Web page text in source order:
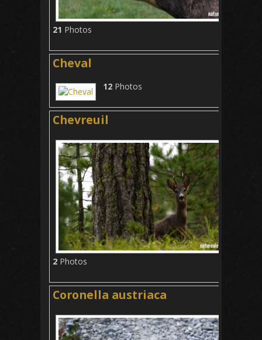
21 Photos
Cheval
12 Photos
Chevreuil
2 Photos
Coronella austriaca